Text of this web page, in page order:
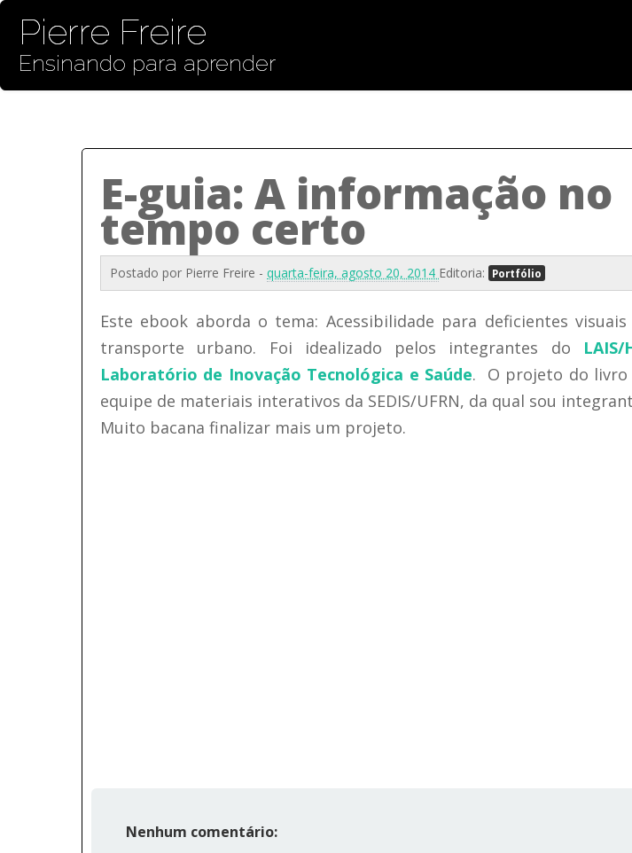
Pierre Freire
Ensinando para aprender
E-guia: A informação no
tempo certo
Postado por Pierre Freire - quarta-feira, agosto 20, 2014 Editoria: Portfólio
Este ebook aborda o tema: Acessibilidade para deficientes
transporte urbano. Foi idealizado pelos integrantes do
Laboratório de Inovação Tecnológica e Saúde. O projeto do
equipe de materiais interativos da SEDIS/UFRN, da qual sou
Muito bacana finalizar mais um projeto.
Nenhum comentário: